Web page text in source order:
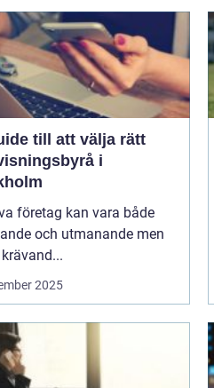
till att välja rätt
i
företag kan vara både
och utmanande men
2025